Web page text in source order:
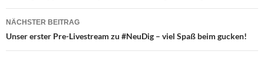
NÄCHSTER BEITRAG
Unser erster Pre-Livestream zu #NeuDig – viel Spaß beim gucken!